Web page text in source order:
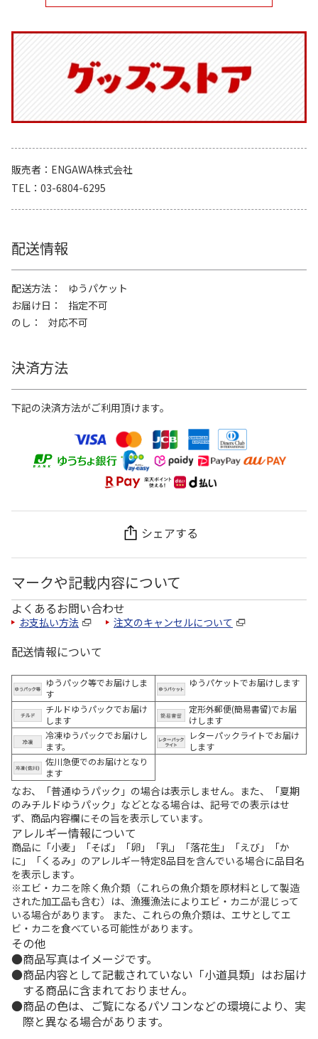
販売者
ENGAWA株式会社
TEL
03-6804-6295
配送情報
配送方法
ゆうパケット
お届け日
指定不可
のし
対応不可
決済方法
下記の決済方法がご利用頂けます。
シェアする
マークや記載内容について
よくあるお問い合わせ
お支払い方法 注文のキャンセルについて
配送情報について
ゆうパック等でお届けしま
す
ゆうパケットでお届けします
チルドゆうパックでお届け
します
定形外郵便(簡易書留)でお届
けします
冷凍ゆうパックでお届けし
ます。
レターパックライトでお届け
します
佐川急便でのお届けとなり
ます
なお、「普通ゆうパック」の場合は表示しません。また、「夏期
のみチルドゆうパック」などとなる場合は、記号での表示はせ
ず、商品内容欄にその旨を表示しています。
アレルギー情報について
商品に「小麦」「そば」「卵」「乳」「落花生」「えび」「か
に」「くるみ」のアレルギー特定8品目を含んでいる場合に品目名
を表示します。
※エビ・カニを除く魚介類（これらの魚介類を原材料として製造
された加工品も含む）は、漁獲漁法によりエビ・カニが混じって
いる場合があります。 また、これらの魚介類は、エサとしてエ
ビ・カニを食べている可能性があります。
その他
商品写真はイメージです。
商品内容として記載されていない「小道具類」はお届け
する商品に含まれておりません。
商品の色は、ご覧になるパソコンなどの環境により、実
際と異なる場合があります。